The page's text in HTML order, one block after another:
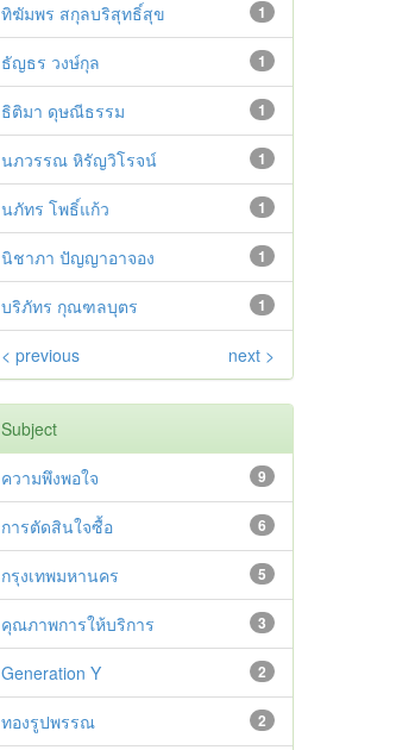
1
ทิฆัมพร สกุลบริสุทธิ์สุข
1
ธัญธร วงษ์กุล
1
ธิติมา ดุษณีธรรม
1
นภวรรณ หิรัญวิโรจน์
1
นภัทร โพธิ์แก้ว
1
นิชาภา ปัญญาอาจอง
1
บริภัทร กุณฑลบุตร
< previous next >
Subject
9
ความพึงพอใจ
6
การตัดสินใจซื้อ
5
กรุงเทพมหานคร
3
คุณภาพการให้บริการ
2
Generation Y
2
ทองรูปพรรณ